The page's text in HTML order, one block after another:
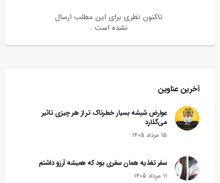
تاکنون نظری برای این مطلب ارسال
نشده است .
آخرین عناوین
عوارض شیشه بسیار خطرناک تر از هر چیزی تاثیر
می‌گذارد
۱۵ مرداد ۱۴۰۵
سفر تغذیه همان سفری بود که همیشه آرزو داشتم
۱۱ مرداد ۱۴۰۵